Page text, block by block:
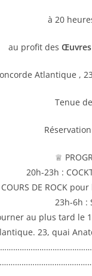
à 20
au profit des Œuvres
Atlantique ,
Tenue
♕
20h-23h :
DE ROCK
23h-6h :
au plus tard le
23, quai